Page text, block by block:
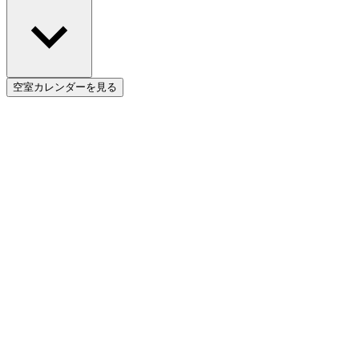
空室カレンダーを見る